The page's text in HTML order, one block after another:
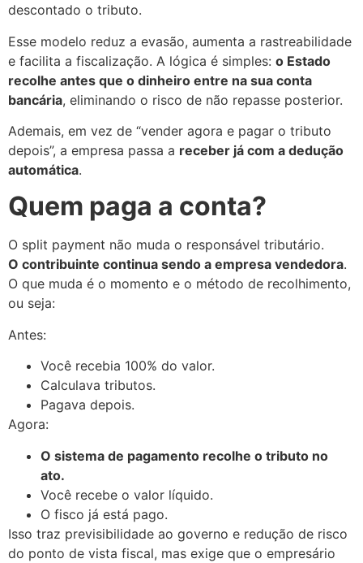
descontado o tributo.
Esse modelo reduz a evasão, aumenta a rastreabilidade
e facilita a fiscalização. A lógica é simples: o Estado
recolhe antes que o dinheiro entre na sua conta
bancária, eliminando o risco de não repasse posterior.
Ademais, em vez de “vender agora e pagar o tributo
depois”, a empresa passa a receber já com a dedução
automática.
Quem paga a conta?
O split payment não muda o responsável tributário.
O contribuinte continua sendo a empresa vendedora.
O que muda é o momento e o método de recolhimento,
ou seja:
Antes:
Você recebia 100% do valor.
Calculava tributos.
Pagava depois.
Agora:
O sistema de pagamento recolhe o tributo no
ato.
Você recebe o valor líquido.
O fisco já está pago.
Isso traz previsibilidade ao governo e redução de risco
do ponto de vista fiscal, mas exige que o empresário